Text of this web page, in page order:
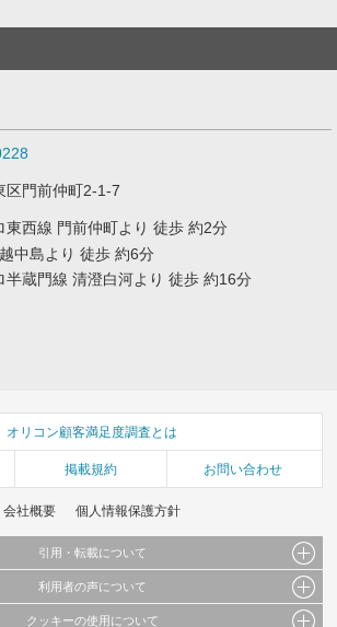
区門前仲町2-1-7
東西線 門前仲町より 徒歩 約2分
中島より 徒歩 約6分
半蔵門線 清澄白河より 徒歩 約16分
オリコン顧客満足度調査とは
掲載規約 お問い合わせ
会社概要 個人情報保護方針
引用・転載について
情報（文字、写真、イラスト、画像データ等）及びこれらの配
利用者の声について
容はすべてサービスの利用者が提出された見解・感想です。
クッキーの使用について